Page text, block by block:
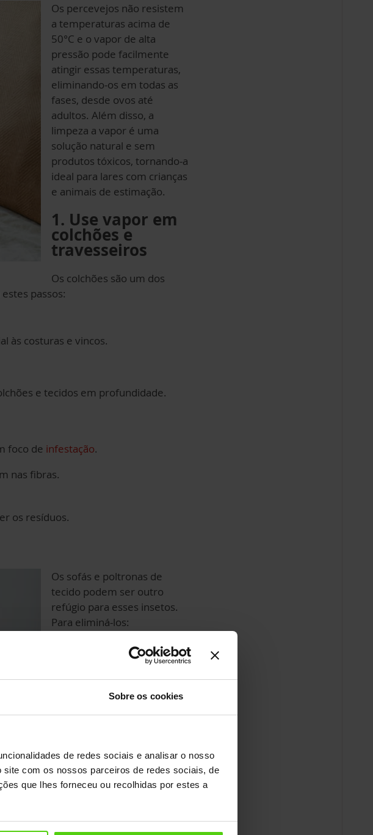
Sobre os cookies
de redes sociais e analisar o nosso
com os nossos parceiros de redes sociais, de
que lhes forneceu ou recolhidas por estes a
Os percevejos não resistem
a temperaturas acima de
50°C e o vapor de alta
pressão pode facilmente
atingir essas temperaturas,
eliminando-os em todas as
fases, desde ovos até
adultos. Além disso, a
limpeza a vapor é uma
solução natural e sem
produtos tóxicos, tornando-a
ideal para lares com crianças
e animais de estimação.
1. Use vapor em
colchões e
travesseiros
Os colchões são um dos
passos:
às costuras e vincos.
e tecidos em profundidade.
foco de infestação.
nas fibras.
os resíduos.
Os sofás e poltronas de
tecido podem ser outro
refúgio para esses insetos.
Para eliminá-los:
Use um acessório para
estofados e aplique o vapor
cuidadosamente.
Não se esqueça das
almofadas e dos cantos.
esteja completamente seco
antes de usá-lo novamente.